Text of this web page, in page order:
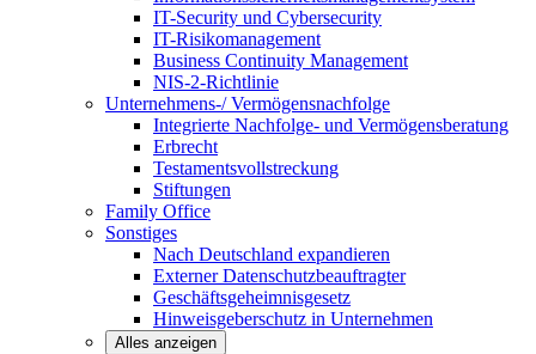
IT-Security und Cybersecurity
IT-Risikomanagement
Business Continuity Management
NIS-2-Richtlinie
Unternehmens-/Vermögensnachfolge
Integrierte Nachfolge- und Vermögensberatung
Erbrecht
Testamentsvollstreckung
Stiftungen
Family Office
Sonstiges
Nach Deutschland expandieren
Externer Datenschutzbeauftragter
Geschäftsgeheimnisgesetz
Hinweisgeberschutz in Unternehmen
Alles anzeigen